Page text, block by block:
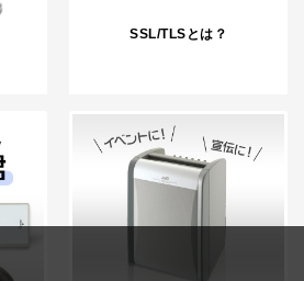
SSL/TLSとは？